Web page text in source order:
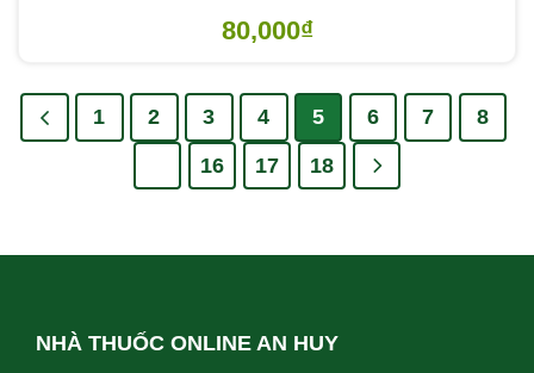
80,000₫
1 2 3 4 5 6 7 8
16 17 18
NHÀ THUỐC ONLINE AN HUY